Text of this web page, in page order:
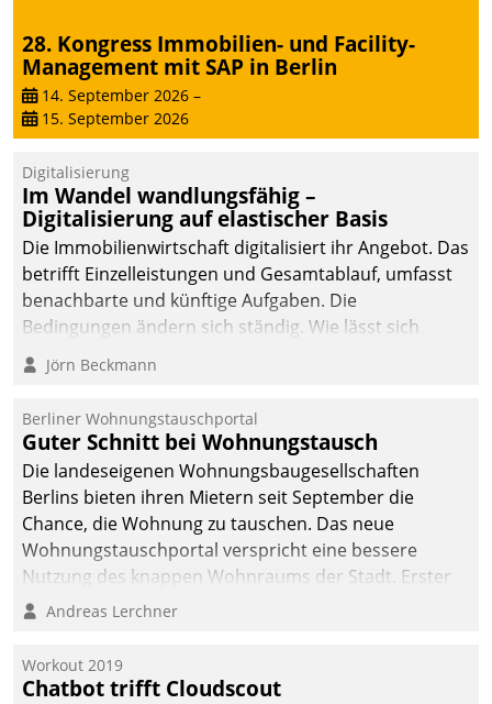
28. Kongress Immobilien- und Facility-
Management mit SAP in Berlin
14. September 2026 –
15. September 2026
Digitalisierung
Im Wandel wandlungsfähig –
Digitalisierung auf elastischer Basis
Die Immobilienwirtschaft digitalisiert ihr Angebot. Das
betrifft Einzelleistungen und Gesamtablauf, umfasst
benachbarte und künftige Aufgaben. Die
Bedingungen ändern sich ständig. Wie lässt sich
technisch die Kontrolle wahren und zugleich Freiraum
fürs Wachsen öffnen?
Jörn Beckmann
Berliner Wohnungstauschportal
Guter Schnitt bei Wohnungstausch
Die landeseigenen Wohnungsbaugesellschaften
Berlins bieten ihren Mietern seit September die
Chance, die Wohnung zu tauschen. Das neue
Wohnungstauschportal verspricht eine bessere
Nutzung des knappen Wohnraums der Stadt. Erster
Anwendungsfall für Datatrains Lösung API-Hub mit
Unternehmen.
Andreas Lerchner
Workout 2019
Chatbot trifft Cloudscout